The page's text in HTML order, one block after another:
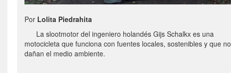
Por Lolita Piedrahita
La slootmotor del ingeniero holandés Gijs Schalkx es una
motocicleta que funciona con fuentes locales, sostenibles y que no
dañan el medio ambiente.